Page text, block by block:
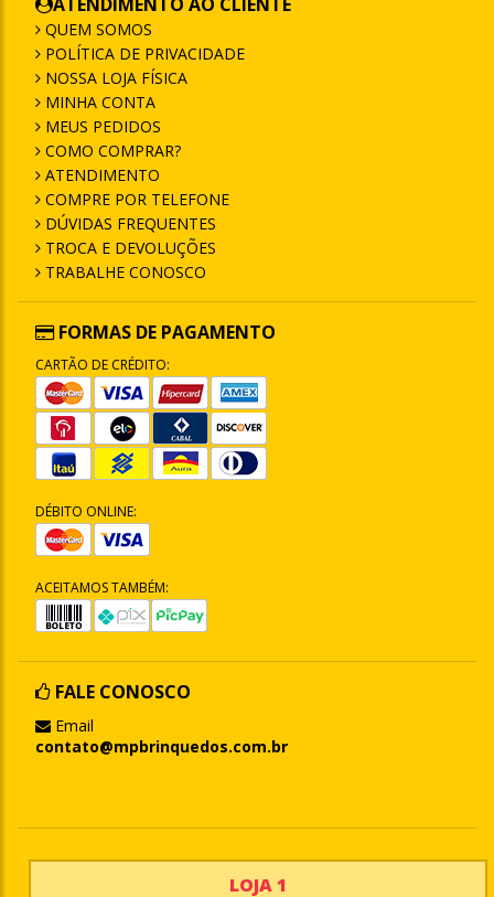
QUEM SOMOS
POLÍTICA DE PRIVACIDADE
NOSSA LOJA FÍSICA
MINHA CONTA
MEUS PEDIDOS
COMO COMPRAR?
ATENDIMENTO
COMPRE POR TELEFONE
DÚVIDAS FREQUENTES
TROCA E DEVOLUÇÕES
TRABALHE CONOSCO
FORMAS DE PAGAMENTO
CARTÃO DE CRÉDITO:
DÉBITO ONLINE:
ACEITAMOS TAMBÉM:
FALE CONOSCO
Email
contato@mpbrinquedos.com.br
LOJA 1